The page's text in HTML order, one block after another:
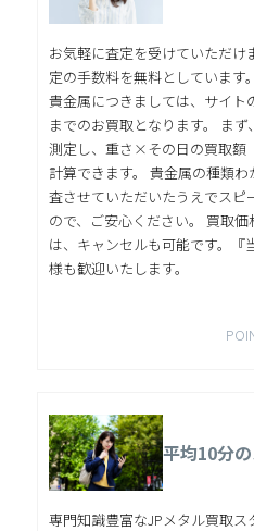
お気軽に査定を受けていただ
定の手数料を無料としています。
貴金属につきましては、サイト
までのお買取となります。 ま
測定し、重さ×その日の買取
計算できます。 貴金属の種類
査させていただいたうえでスピ
ので、ご安心ください。 買取
は、キャンセルも可能です。『
様も歓迎いたします。
平均10分
専門知識豊富なJPメタル買取